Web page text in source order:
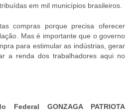
em mil municípios brasileiros.
compras porque precisa oferecer
Mas é importante que o governo
para estimular as indústrias, gerar
a renda dos trabalhadores aqui no
Federal GONZAGA PATRIOTA